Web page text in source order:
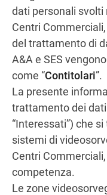
dati personali svolti
Centri
del trattamento di
A&A e SES
come “Contitolari”.
La presente
trattamento dei
“Interessati”) che
sistemi di
Centri
competenza.
Le zone